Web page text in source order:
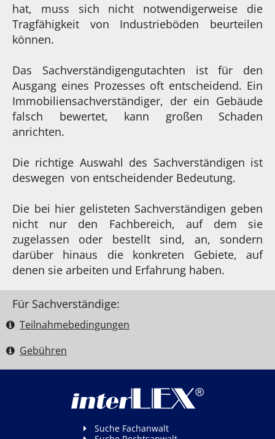
hat, muss sich nicht notwendigerweise die
Tragfähigkeit von Industrieböden beurteilen
können.
Das Sachverständigengutachten ist für den
Ausgang eines Prozesses oft entscheidend. Ein
Immobiliensachverständiger, der ein Gebäude
falsch bewertet, kann großen Schaden
anrichten.
Die richtige Auswahl des Sachverständigen ist
deswegen von entscheidender Bedeutung.
Die bei hier gelisteten Sachverständigen geben
nicht nur den Fachbereich, auf dem sie
zugelassen oder bestellt sind, an, sondern
darüber hinaus die konkreten Gebiete, auf
denen sie arbeiten und Erfahrung haben.
Für Sachverständige:
Teilnahme­bedingungen
Gebühren
Suche Fachanwalt